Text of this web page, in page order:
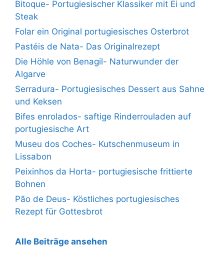
Bitoque- Portugiesischer Klassiker mit Ei und
Steak
Folar ein Original portugiesisches Osterbrot
Pastéis de Nata- Das Originalrezept
Die Höhle von Benagil- Naturwunder der
Algarve
Serradura- Portugiesisches Dessert aus Sahne
und Keksen
Bifes enrolados- saftige Rinderrouladen auf
portugiesische Art
Museu dos Coches- Kutschenmuseum in
Lissabon
Peixinhos da Horta- portugiesische frittierte
Bohnen
Pão de Deus- Köstliches portugiesisches
Rezept für Gottesbrot
Alle Beiträge ansehen